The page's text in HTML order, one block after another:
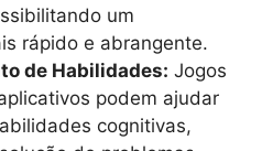
um
rápido e abrangente.
de Habilidades: Jogos
podem ajudar
cognitivas,